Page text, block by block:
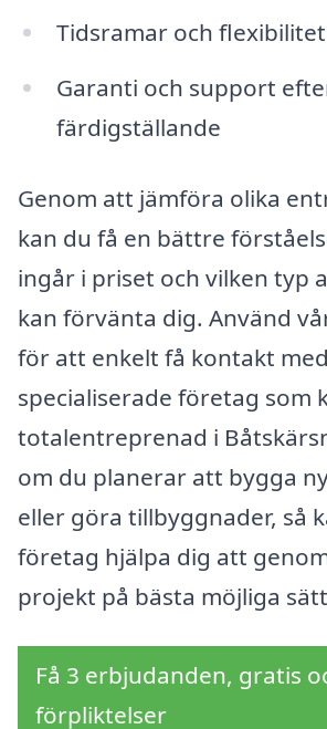
Tidsramar och flexibilitet
Garanti och support
färdigställande
Genom att jämföra olika
kan du få en bättre
ingår i priset och vilken typ
kan förvänta dig. Använd
för att enkelt få kontakt
specialiserade företag som
totalentreprenad i
om du planerar att bygga
eller göra tillbyggnader, så
företag hjälpa dig att
projekt på bästa möjliga
Få 3 erbjudanden, gratis
förpliktelser